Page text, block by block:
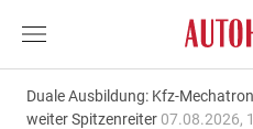
Duale Ausbildung: Kfz-
weiter Spitzenreiter 07.08.2026,